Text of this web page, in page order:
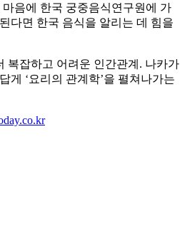
마음에 한국 궁중음식연구원에 가
다면 한국 음식을 알리는 데 힘을
복잡하고 어려운 인간관계. 나카가
게 ‘요리의 관계학’을 펼쳐나가는